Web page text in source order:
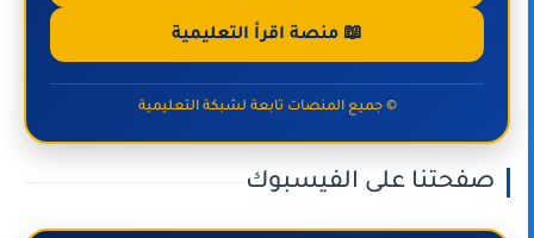
📖 منصة اقرأ التعليمية
© جميع المنصات تابعة لشبكة التعليمية
صفحتنا على الفيسبوك